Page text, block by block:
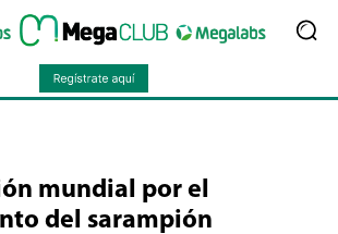
mundial por el
del sarampión